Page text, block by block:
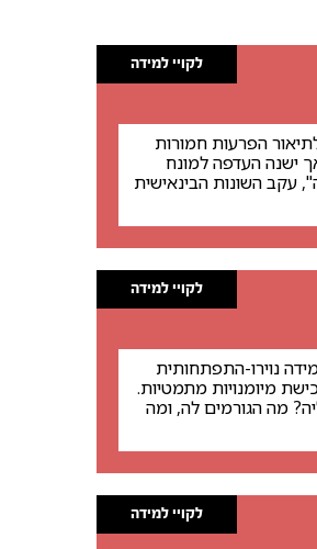
לקויי למידה
הפרעות חמורות
ישנה העדפה למונח
עקב השונות הבינאישית
לקויי למידה
נוירו-התפתחותית
מיומנויות מתמטיות.
מה הגורמים לה, ומה
לקויי למידה